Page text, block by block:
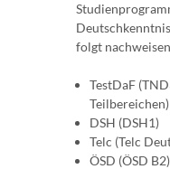
folgt
TestDaF
Teilbereichen)
DSH (DSH1)
Telc (Telc
ÖSD (ÖSD B2)